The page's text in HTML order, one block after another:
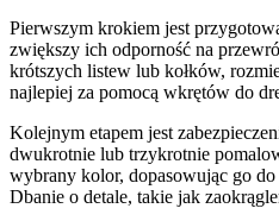
Pierwszym krokiem jest
zwiększy ich odporność na
krótszych listew lub kołków,
najlepiej za pomocą wkrętów do
Kolejnym etapem jest
dwukrotnie lub trzykrotnie
wybrany kolor, dopasowując go
Dbanie o detale, takie jak